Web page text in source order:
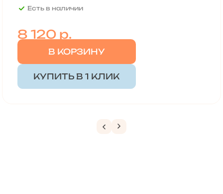
Есть в наличии
8 120р.
В КОРЗИНУ
КУПИТЬ В 1 КЛИК